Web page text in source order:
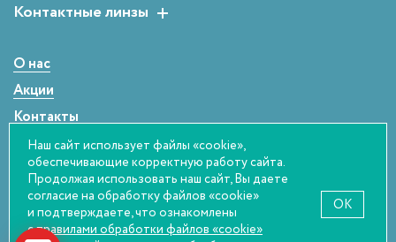
Детские оправы
Контактные линзы
Однодневные
Сферические
О нас
Акции
Контакты
Статьи
Оплата и возврат
Правовая информация
Наш сайт использует файлы «cookie»,
обеспечивающие корректную работу сайта.
Продолжая использовать наш сайт, Вы даете
согласие на обработку файлов «cookie»
и подтверждаете, что ознакомлены
с правилами обработки файлов «cookie»
OK